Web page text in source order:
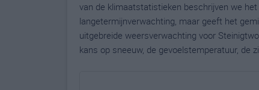
van de klimaatstatistieken beschrijven we
langetermijnverwachting, maar geeft het
uitgebreide weersverwachting voor
kans op sneeuw, de gevoelstemperatuur, de